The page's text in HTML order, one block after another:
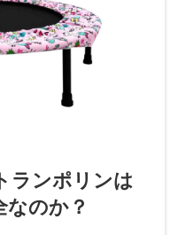
ランポリンは
のか？